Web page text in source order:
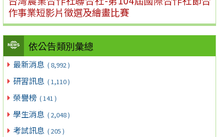
作事業短影片徵選及繪畫比賽
依公告類別彙總
最新消息 ( 8,992 )
研習訊息 ( 1,110 )
榮譽榜 ( 141 )
學生消息 ( 2,048 )
考試訊息 ( 205 )